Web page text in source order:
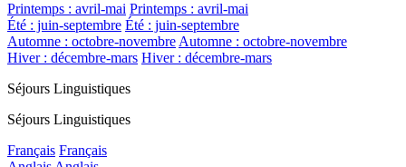
Printemps : avril-mai Printemps : avril-mai
Été : juin-septembre Été : juin-septembre
Automne : octobre-novembreAutomne : octobre-novembre
Hiver : décembre-mars Hiver : décembre-mars
Séjours Linguistiques
Séjours Linguistiques
Français Français